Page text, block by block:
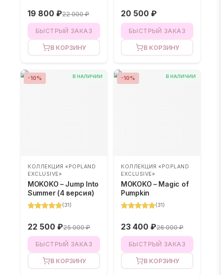
19 800 ₽22 000 ₽
БЫСТРЫЙ ЗАКАЗ
В КОРЗИНУ
20 500 ₽
БЫСТРЫЙ ЗАКАЗ
В КОРЗИНУ
В НАЛИЧИИ
-10%
КОЛЛЕКЦИЯ «POPLAND
EXCLUSIVE»
MOKOKO – Jump Into
Summer (4 версия)
(31 )
22 500 ₽25 000 ₽
БЫСТРЫЙ ЗАКАЗ
В КОРЗИНУ
В НАЛИЧИИ
-10%
КОЛЛЕКЦИЯ «POPLAND
EXCLUSIVE»
MOKOKO – Magic of
Pumpkin
(31 )
23 400 ₽26 000 ₽
БЫСТРЫЙ ЗАКАЗ
В КОРЗИНУ